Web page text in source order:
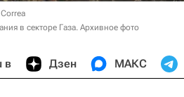
в секторе Газа. Архивное фото
в Дзен МАКС